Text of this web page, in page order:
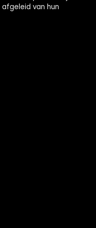
van hun